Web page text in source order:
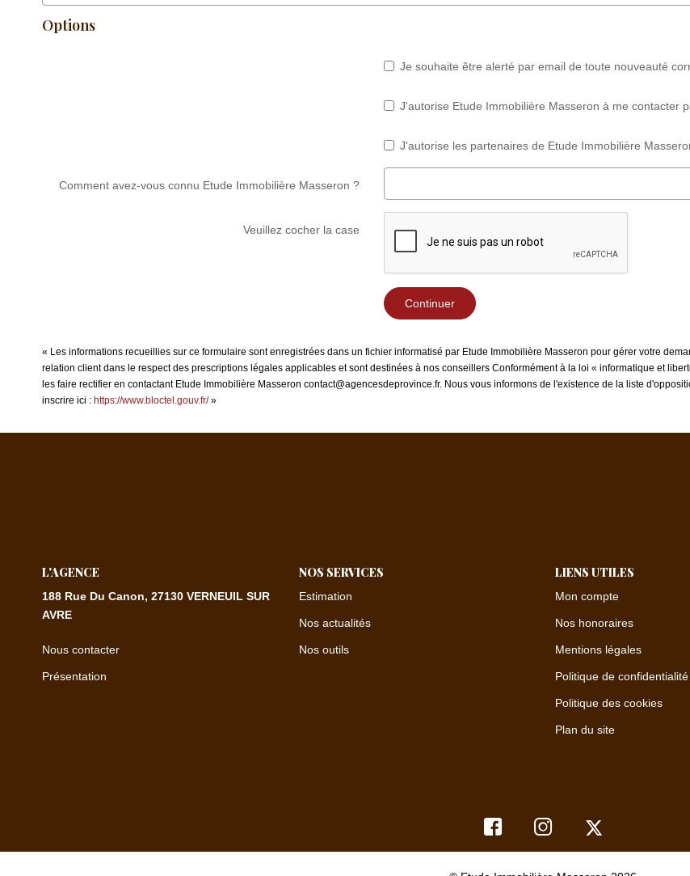
Options
Je souhaite être alerté par email de toute nouveauté
J'autorise Etude Immobilière Masseron à me contacter
J'autorise les partenaires de Etude Immobilière
Comment avez-vous connu Etude Immobilière Masseron ?
Veuillez cocher la case
Continuer
« Les informations recueillies sur ce formulaire sont enregistrées dans un fichier informatisé par Etude Immobilière Masseron pour gérer votre
relation client dans le respect des prescriptions légales applicables et sont destinées à nos conseillers Conformément à la loi « informatique et
les faire rectifier en contactant Etude Immobilière Masseron contact@agencesdeprovince.fr. Nous vous informons de l'existence de la liste
inscrire ici : https://www.bloctel.gouv.fr/»
L'AGENCE
188 Rue Du Canon, 27130 VERNEUIL SUR
AVRE
Nous contacter
Présentation
NOS SERVICES
Estimation
Nos actualités
Nos outils
LIENS UTILES
Mon compte
Nos honoraires
Mentions légales
Politique de confidentialité
Politique des cookies
Plan du site